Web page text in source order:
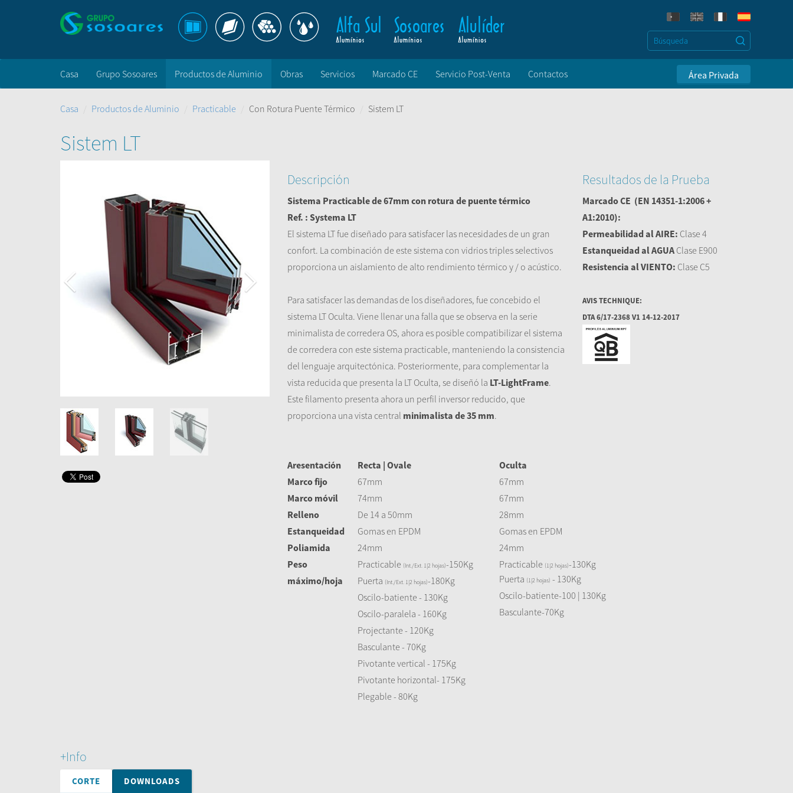
Área Privada
Casa Grupo Sosoares Productos de Aluminio Obras Servicios Marcado CE Servicio Post-Venta Contactos
Casa Productos de Aluminio Practicable Con Rotura Puente Térmico Sistem LT
Sistem LT
Descripción
Sistema Practicable de 67mm con rotura de puente térmico
Ref. : Systema LT
El sistema LT fue diseñado para satisfacer las necesidades de un gran
confort. La combinación de este sistema con vidrios triples selectivos
proporciona un aislamiento de alto rendimiento térmico y / o acústico.
Para satisfacer las demandas de los diseñadores, fue concebido el
sistema LT Oculta. Viene llenar una falla que se observa en la serie
minimalista de corredera OS, ahora es posible compatibilizar el sistema
de corredera con este sistema practicable, manteniendo la consistencia
del lenguaje arquitectónica. Posteriormente, para complementar la
vista reducida que presenta la LT Oculta, se diseñó la LT-LightFrame.
Este filamento presenta ahora un perfil inversor reducido, que
proporciona una vista central minimalista de 35 mm.
Aresentación Recta | Ovale
Oculta
Marco fijo
67mm
67mm
Marco móvil
74mm
67mm
Relleno
De 14 a 50mm
28mm
Estanqueidad
Gomas en EPDM
Gomas en EPDM
Poliamida
24mm
24mm
Peso
máximo/hoja
Practicable (Int./Ext. 1|2 hojas)-150Kg
Puerta (Int./Ext. 1|2 hojas)-180Kg
Oscilo-batiente - 130Kg
Oscilo-paralela - 160Kg
Projectante - 120Kg
Basculante - 70Kg
Pivotante vertical - 175Kg
Pivotante horizontal- 175Kg
Plegable - 80Kg
Practicable (1|2 hojas)-130Kg
Puerta (1|2 hojas) - 130Kg
Oscilo-batiente-100 | 130Kg
Basculante-70Kg
Resultados de la Prueba
Marcado CE (EN 14351-1:2006 +
A1:2010):
Permeabilidad al AIRE: Clase 4
Estanqueidad al AGUA Clase E900
Resistencia al VIENTO: Clase C5
AVIS TECHNIQUE:
DTA 6/17-2368 V1 14-12-2017
+Info
CORTE DOWNLOADS